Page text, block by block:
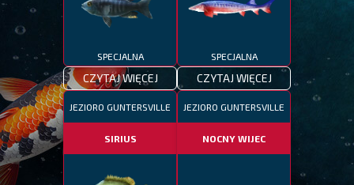
SPECJALNA
CZYTAJ WIĘCEJ
SPECJALNA
CZYTAJ WIĘCEJ
JEZIORO GUNTERSVILLE
SIRIUS
JEZIORO GUNTERSVILLE
NOCNY WIJEC